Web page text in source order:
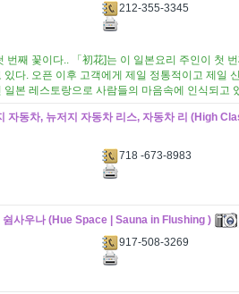
212-355-3345
번째 꽃이다.. 「初花]는 이 일본요리 주인이 첫
다. 오픈 이후 고객에게 제일 정통적이고 제일
본 레스토랑으로 사람들의 마음속에 인식되고
자동차, 뉴저지 자동차 리스, 자동차 리 (High
718 -673-8983
쉼사우나 (Hue Space | Sauna in Flushing )
917-508-3269